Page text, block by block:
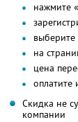
нажмите
на
цена
оплатите
Скидка не
компании